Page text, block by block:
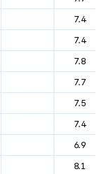
7.4
7.4
7.8
7.7
7.5
7.4
6.9
8.1